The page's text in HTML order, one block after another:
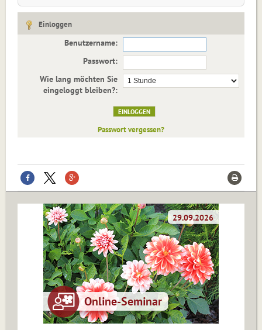
Einloggen
Benutzername:
Passwort:
Wie lang möchten Sie
eingeloggt bleiben?:
Passwort vergessen?